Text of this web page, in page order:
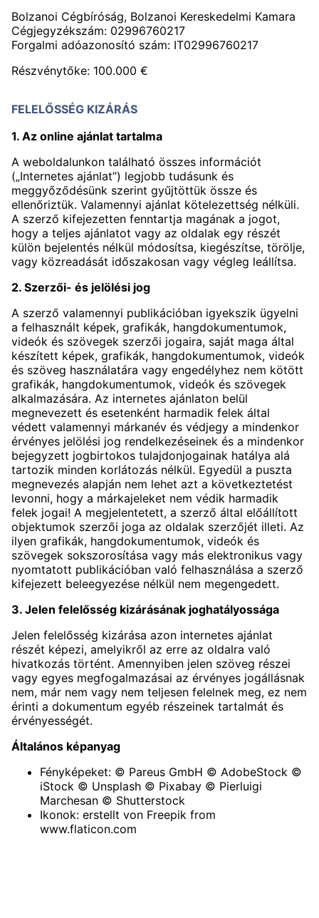
Bolzanoi Cégbíróság, Bolzanoi Kereskedelmi Kamara
Cégjegyzékszám: 02996760217
Forgalmi adóazonosító szám: IT02996760217
Részvénytőke: 100.000 €
FELELŐSSÉG KIZÁRÁS
1. Az online ajánlat tartalma
A weboldalunkon található összes információt
(„Internetes ajánlat”) legjobb tudásunk és
meggyőződésünk szerint gyűjtöttük össze és
ellenőriztük. Valamennyi ajánlat kötelezettség nélküli.
A szerző kifejezetten fenntartja magának a jogot,
hogy a teljes ajánlatot vagy az oldalak egy részét
külön bejelentés nélkül módosítsa, kiegészítse, törölje,
vagy közreadását időszakosan vagy végleg leállítsa.
2. Szerzői- és jelölési jog
A szerző valamennyi publikációban igyekszik ügyelni
a felhasznált képek, grafikák, hangdokumentumok,
videók és szövegek szerzői jogaira, saját maga által
készített képek, grafikák, hangdokumentumok, videók
és szöveg használatára vagy engedélyhez nem kötött
grafikák, hangdokumentumok, videók és szövegek
alkalmazására. Az internetes ajánlaton belül
megnevezett és esetenként harmadik felek által
védett valamennyi márkanév és védjegy a mindenkor
érvényes jelölési jog rendelkezéseinek és a mindenkor
bejegyzett jogbirtokos tulajdonjogainak hatálya alá
tartozik minden korlátozás nélkül. Egyedül a puszta
megnevezés alapján nem lehet azt a következtetést
levonni, hogy a márkajeleket nem védik harmadik
felek jogai! A megjelentetett, a szerző által előállított
objektumok szerzői joga az oldalak szerzőjét illeti. Az
ilyen grafikák, hangdokumentumok, videók és
szövegek sokszorosítása vagy más elektronikus vagy
nyomtatott publikációban való felhasználása a szerző
kifejezett beleegyezése nélkül nem megengedett.
3. Jelen felelősség kizárásának joghatályossága
Jelen felelősség kizárása azon internetes ajánlat
részét képezi, amelyikről az erre az oldalra való
hivatkozás történt. Amennyiben jelen szöveg részei
vagy egyes megfogalmazásai az érvényes jogállásnak
nem, már nem vagy nem teljesen felelnek meg, ez nem
érinti a dokumentum egyéb részeinek tartalmát és
érvényességét.
Általános képanyag
Fényképeket: © Pareus GmbH © AdobeStock ©
iStock © Unsplash © Pixabay © Pierluigi
Marchesan © Shutterstock
Ikonok: erstellt von Freepik from
www.flaticon.com